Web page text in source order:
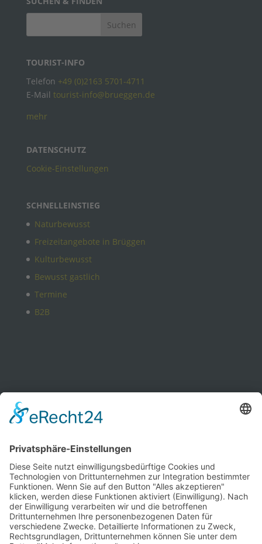
TOURIST-INFO
Telefon +49 (0)2163 5701-4711
E-Mail tourist-info@brueggen.de
mehr
DATENSCHUTZ
Cookie-Einstellungen
SCHNELLEINSTIEG
Naturbewusst
Freizeitangebote in Brüggen
Kulturbewusst
Bewusst gastlich
Termine
B2B